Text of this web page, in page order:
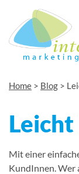
Home > Blog >
Mit einer
KundInnen. Wer